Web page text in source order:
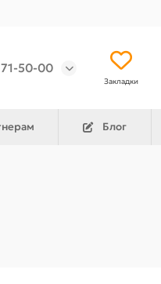
50-00
Закладки
Блог